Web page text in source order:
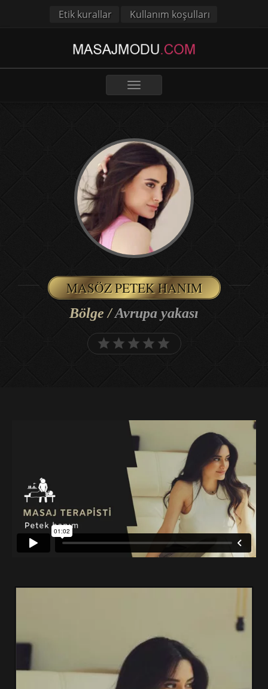
Etik kurallar Kullanım koşulları
Toggle
navigation
MASÖZ PETEK HANIM
Bölge /Avrupa yakası